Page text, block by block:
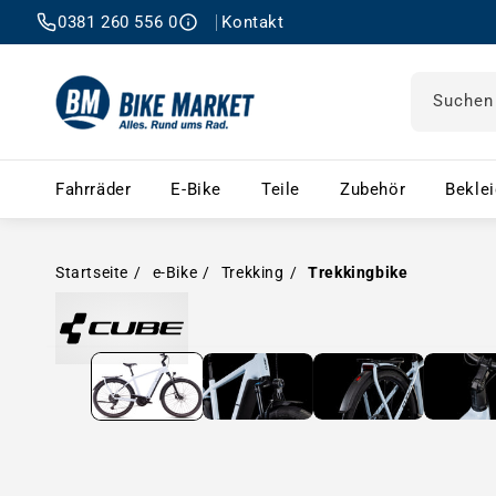
0381 260 556 0 Kontakt
Suchen
Fahrräder Fahrräder – Menü öffnen
E-Bike E-Bike – Menü öffnen
Teile Teile – Menü öffnen
Zubehör Zubehör
Startseite e-Bike Trekking Trekkingbike
Medien in Modal öffnen